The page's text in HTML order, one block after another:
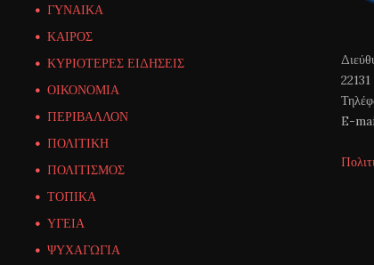
ΓΥΝΑΙΚΑ
ΚΑΙΡΟΣ
ΚΥΡΙΟΤΕΡΕΣ ΕΙΔΗΣΕΙΣ
ΟΙΚΟΝΟΜΙΑ
ΠΕΡΙΒΑΛΛΟΝ
ΠΟΛΙΤΙΚΗ
ΠΟΛΙΤΙΣΜΟΣ
ΤΟΠΙΚΑ
ΥΓΕΙΑ
ΨΥΧΑΓΩΓΙΑ
22131
E-